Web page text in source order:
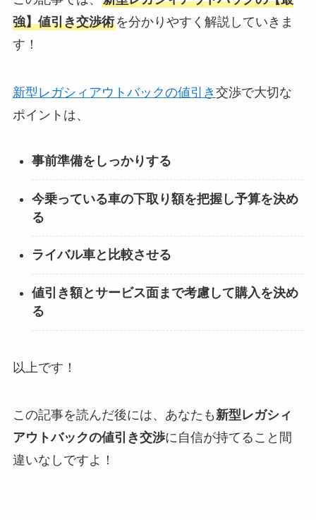
強】値引き交渉術を分かりやすく解説していきま
す！
新型レガシィアウトバックの値引き 交渉で大切な
ポイントは、
事前準備をしっかりする
今乗っている車の下取り額を把握し予算を決め
る
ライバル車と比較させる
値引き額とサービス面まで考慮して購入を決め
る
以上です！
この記事を読んだ後には、あなたも新型レガシィ
アウトバックの値引き交渉に自信が持てること間
違いなしですよ！